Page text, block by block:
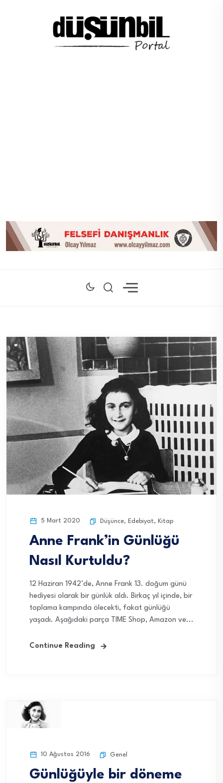
5 Mart 2020 Düşünce, Edebiyat, Kitap
Anne Frank’in Günlüğü
Nasıl Kurtuldu?
12 Haziran 1942’de, Anne Frank 13. doğum günü
hediyesi olarak bir günlük aldı. Birkaç yıl içinde, bir
toplama kampında ölecekti, fakat günlüğü
yaşadı. Aşağıdaki parça TIME Shop, Amazon ve...
Continue Reading
10 Ağustos 2016 Genel
Günlüğüyle bir döneme